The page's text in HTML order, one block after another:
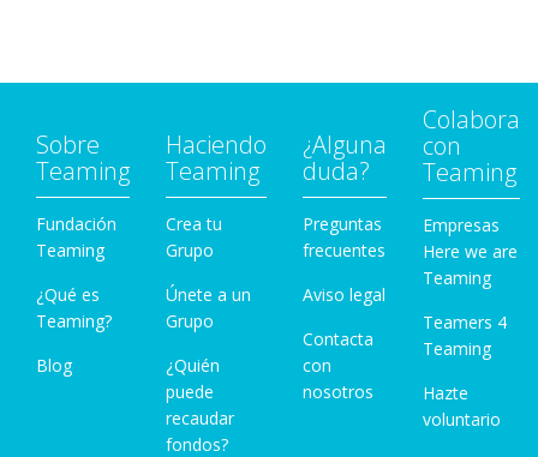
Sobre
Teaming
Fundación
Teaming
¿Qué es
Teaming?
Blog
Haciendo
Teaming
Crea tu
Grupo
Únete a un
Grupo
¿Quién
puede
recaudar
fondos?
¿Alguna
duda?
Preguntas
frecuentes
Aviso legal
Contacta
con
nosotros
Colabora
con
Teaming
Empresas
Here we are
Teaming
Teamers 4
Teaming
Hazte
voluntario